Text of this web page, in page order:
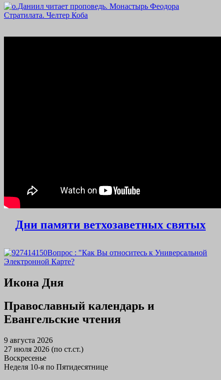
Дни памяти ветхозаветных святых
Вопрос : "Как Вы относитесь к Универсальной
Электронной Карте?
Икона Дня
Православный календарь и
Евангельские чтения
9 августа 2026
27 июля 2026 (по ст.ст.)
Воскресенье
Неделя 10-я по Пятидесятнице